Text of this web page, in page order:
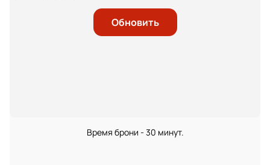
Обновить
Время брони - 30 минут.